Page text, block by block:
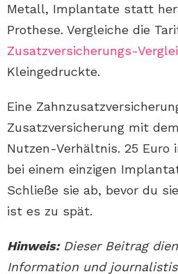
Metall, Implantate statt
Prothese. Vergleiche die
Zusatzversicherungs-
Kleingedruckte.
Eine
Zusatzversicherung mit
Nutzen-Verhältnis. 25 Euro
bei einem einzigen
Schließe sie ab, bevor du
ist es zu spät.
Hinweis:Dieser Beitrag
Information und